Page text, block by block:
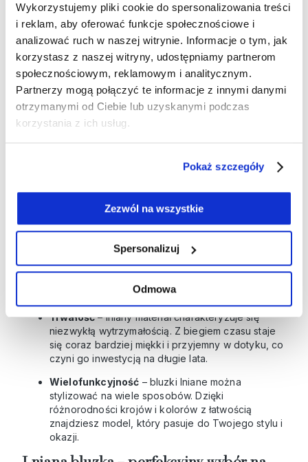
Wykorzystujemy pliki cookie do spersonalizowania treści
i reklam, aby oferować funkcje społecznościowe i
analizować ruch w naszej witrynie. Informacje o tym, jak
korzystasz z naszej witryny, udostępniamy partnerom
społecznościowym, reklamowym i analitycznym.
Partnerzy mogą połączyć te informacje z innymi danymi
otrzymanymi od Ciebie lub uzyskanymi podczas
korzystania z ich usług.
Pokaż szczegóły
Zezwól na wszystkie
Spersonalizuj
Odmowa
Dlaczego warto wybrać bluzki lniane z
Olsen?
Bluzki lniane to doskonały wybór na każdą porę roku,
ale szczególnie polecamy je latem, kiedy szukamy
ubrań umożliwiających skórze oddychanie. Ale co
jeszcze sprawia, że naprawdę warto mieć je w swojej
– len to materiał, który
najbardziej upalne dni Twoja skóra pozostanie
sucha i chłodna.
paleta kolorów sprawiają, że bluzki lniane
doskonale komponują się z każdą stylizacją. Od
lniana bluzka zawsze doda Ci szyku.
Trwałość– lniany materiał charakteryzuje się
niezwykłą wytrzymałością. Z biegiem czasu staje
się coraz bardziej miękki i przyjemny w dotyku, co
czyni go inwestycją na długie lata.
Wielofunkcyjność – bluzki lniane można
stylizować na wiele sposobów. Dzięki
różnorodności krojów i kolorów z łatwością
znajdziesz model, który pasuje do Twojego stylu i
okazji.